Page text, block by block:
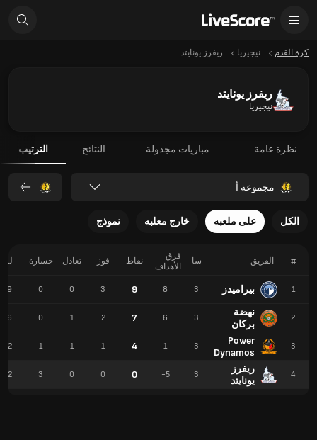
كرة القدم نيجيريا ريفرز يونايتد
ريفرز يونايتد
نيجيريا
نظرة عامة مباريات مجدولة النتائج الترتيب
مجموعة أ
الكل على ملعبه خارج معلبه نموذج
# الفريق
1 بيراميدز
2
نهضة
بركان
3
Power
Dynamos
4
ريفرز
يونايتد
سا
فرق
الأهداف
نقاط فوز تعادل خسارة لـ
3
8
9
3
0
0
9
3
6
7
2
1
0
6
3
1
4
1
1
1
2
3
-5
0
0
0
3
2